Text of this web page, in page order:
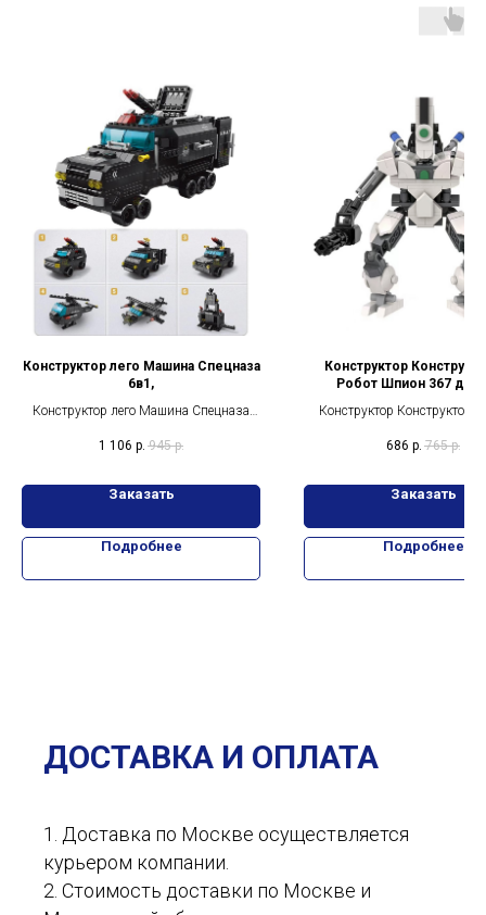
Конструктор лего Машина Спецназа
6в1,
Конструктор лего Машина Спецназа
1 106 р. 945 р.
Заказать
Подробнее
Конструктор
Робот Шпион 367
Конструктор
686 р. 765 р.
Заказать
Подробнее
ДОСТАВКА И ОПЛАТА
1. Доставка по Москве осуществляется
курьером компании.
2. Стоимость доставки по Москве и